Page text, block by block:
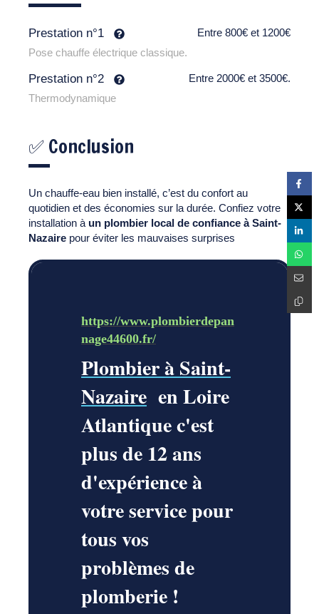
Entre 800€ et 1200€
Prestation n°1
Pose chauffe électrique classique.
Entre 2000€ et 3500€.
Prestation n°2
Thermodynamique
✅ Conclusion
Un chauffe-eau bien installé, c’est du confort au
quotidien et des économies sur la durée. Confiez votre
installation à un plombier local de confiance à Saint-
Nazaire pour éviter les mauvaises surprises
https://www.plombierdepan
nage44600.fr/
Plombier à Saint-
Nazaire en Loire
Atlantique c'est
plus de 12 ans
d'expérience à
votre service pour
tous vos
problèmes de
plomberie !